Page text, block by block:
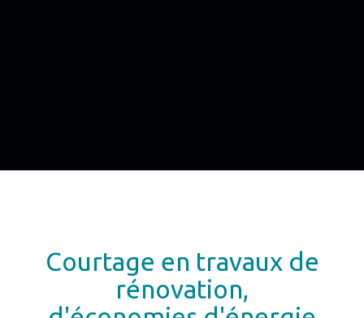
Courtage en travaux de
rénovation,